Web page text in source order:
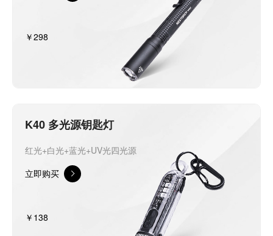
￥298
K40 多光源钥匙灯
红光+白光+蓝光+UV光四光源
立即购买
￥138